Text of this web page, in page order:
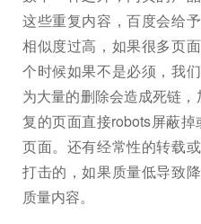
这些重复内容，百度会给
相似度过高，如果很多页
个时候如果不是必须，我
为大量的删除会造成死链
复的页面直接robots屏蔽
页面。还有经常性的转载
打击的，如果质量低导致
质量内容。